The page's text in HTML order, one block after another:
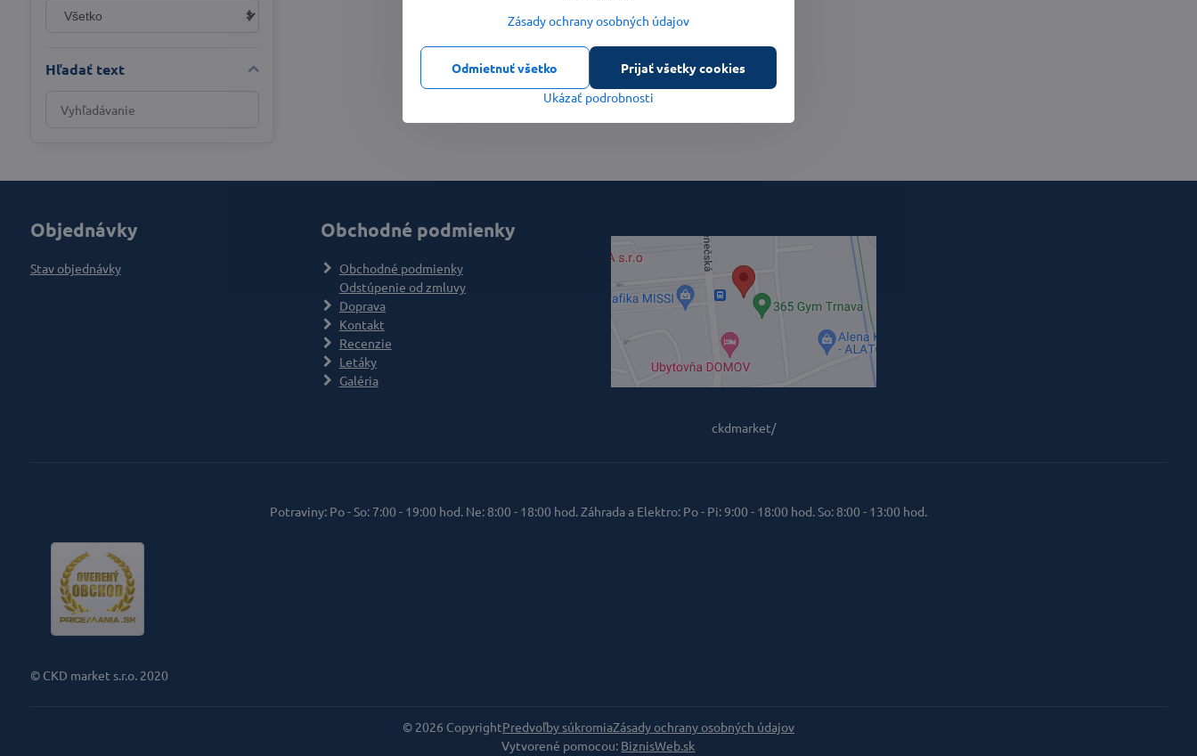
Hľadať text
Prehľadať
výsledky
Objednávky
Stav objednávky
Obchodné podmienky
Obchodné podmienky
Odstúpenie od zmluvy
Doprava
Kontakt
Recenzie
Letáky
Galéria
ckdmarket/
Potraviny: Po - So: 7:00 - 19:00 hod. Ne: 8:00 - 18:00 hod. Záhrada a Elektro: Po - Pi: 9:00 - 18:00 hod. So: 8:00 - 13:00 hod.
© CKD market s.r.o. 2020
© 2026 CopyrightPredvoľby súkromiaZásady ochrany osobných údajov
Vytvorené pomocou: BiznisWeb.sk
Zásady ochrany osobných údajov
Ukázať podrobnosti
Prijať všetky cookies
Odmietnuť všetko